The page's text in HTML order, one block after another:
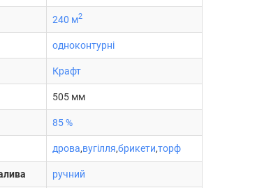
240 м2
одноконтурні
Крафт
505 мм
85 %
дрова,вугілля,брикети,торф
ручний